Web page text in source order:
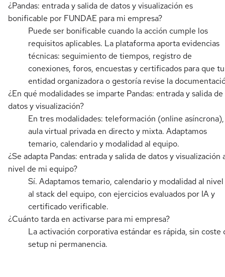
¿Pandas: entrada y salida de datos y visualización es
bonificable por FUNDAE para mi empresa?
Puede ser bonificable cuando la acción cumple los
requisitos aplicables. La plataforma aporta evidencias
técnicas: seguimiento de tiempos, registro de
conexiones, foros, encuestas y certificados para que tu
entidad organizadora o gestoría revise la
¿En qué modalidades se imparte Pandas: entrada y salida de
datos y visualización?
En tres modalidades: teleformación (online asíncrona),
aula virtual privada en directo y mixta. Adaptamos
temario, calendario y modalidad al equipo.
¿Se adapta Pandas: entrada y salida de datos y visualización
nivel de mi equipo?
Sí. Adaptamos temario, calendario y modalidad al
al stack del equipo, con ejercicios evaluados por IA y
certificado verificable.
¿Cuánto tarda en activarse para mi empresa?
La activación corporativa estándar es rápida, sin coste
setup ni permanencia.